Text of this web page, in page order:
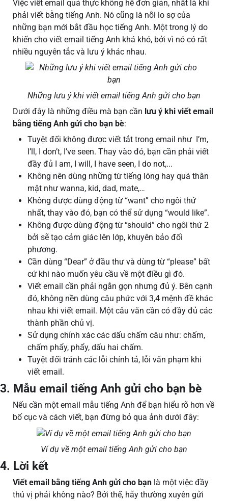
Việc viết email quả thực không hề đơn giản, nhất là khi
phải viết bằng tiếng Anh. Nó cũng là nỗi lo sợ của
những bạn mới bắt đầu học tiếng Anh. Một trong lý do
khiến cho viết email tiếng Anh khá khó, bởi vì nó có rất
nhiều nguyên tắc và lưu ý khác nhau.
Những lưu ý khi viết email tiếng Anh gửi cho bạn
Dưới đây là những điều mà bạn cần lưu ý khi viết email
bằng tiếng Anh gửi cho bạn bè:
Tuyệt đối không được viết tắt trong email như I’m,
I’ll, I don’t, I’ve seen. Thay vào đó, bạn cần phải viết
đầy đủ I am, I will, I have seen, I do not,...
Không nên dùng những từ tiếng lóng hay quá thân
mật như wanna, kid, dad, mate,…
Không được dùng động từ “want” cho ngôi thứ
nhất, thay vào đó, bạn có thể sử dụng “would like”.
Không được dùng động từ “should” cho ngôi thứ 2
bởi sẽ tạo cảm giác lên lớp, khuyên bảo đối
phương.
Cần dùng “Dear” ở đầu thư và dùng từ “please” bất
cứ khi nào muốn yêu cầu về một điều gì đó.
Viết email cần phải ngắn gọn nhưng đủ ý. Bên cạnh
đó, không nền dùng câu phức với 3,4 mệnh đề khác
nhau khi viết email. Một câu văn cần có đầy đủ các
thành phần chủ vị.
Sử dụng chính xác các dấu chấm câu như: chấm,
chấm phẩy, phẩy, dấu hai chấm.
Tuyệt đối tránh các lỗi chính tả, lỗi văn phạm khi
viết email.
3. Mẫu email tiếng Anh gửi cho bạn bè
Nếu cần một email mẫu tiếng Anh để bạn hiểu rõ hơn về
bố cục và cách viết, bạn đừng bỏ qua ảnh dưới đây:
Ví dụ về một email tiếng Anh gửi cho bạn
4. Lời kết
Viết email bằng tiếng Anh gửi cho bạn là một việc đầy
thú vị phải không nào? Bởi thế, hãy thường xuyên gửi